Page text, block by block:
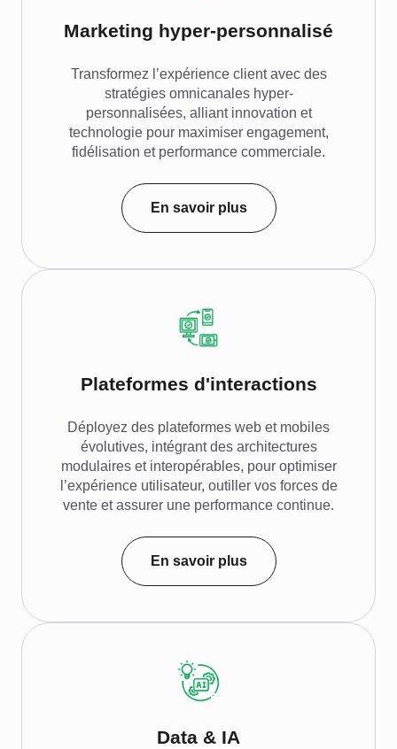
Marketing hyper-personnalisé
Transformez l’expérience client avec des
stratégies omnicanales hyper-
personnalisées, alliant innovation et
technologie pour maximiser engagement,
fidélisation et performance commerciale.
En savoir plus
Plateformes d'interactions
Déployez des plateformes web et mobiles
évolutives, intégrant des architectures
modulaires et interopérables, pour optimiser
l’expérience utilisateur, outiller vos forces de
vente et assurer une performance continue.
En savoir plus
Data & IA